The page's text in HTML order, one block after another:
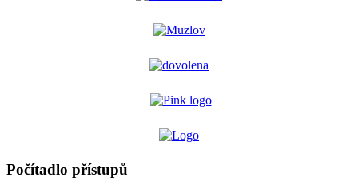
Počítadlo přístupů